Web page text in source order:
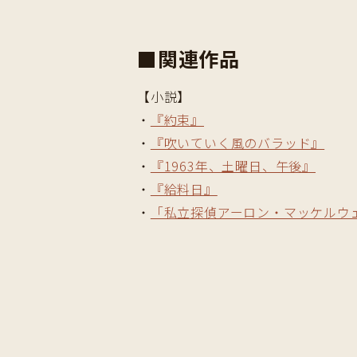
■関連作品
【小説】
・
『約束』
・
『吹いていく風のバラッド』
・
『1963年、土曜日、午後』
・
『給料日』
・
「私立探偵アーロン・マッケルウ